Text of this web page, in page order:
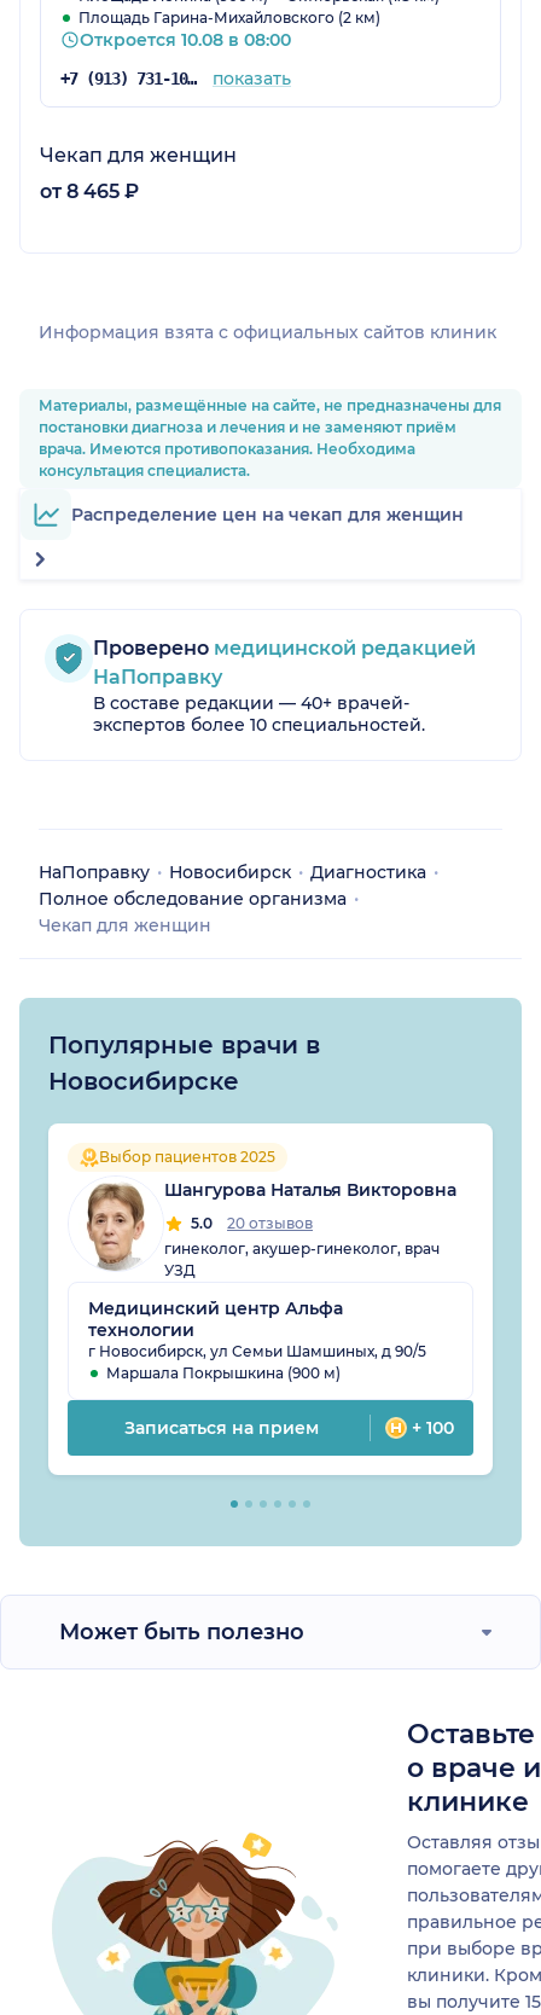
Площадь Гарина-Михайловского (2 км)
Откроется 10.08 в 08:00
+7 (913) 731-10-80 показать
Чекап для женщин
от 8 465 ₽
Информация взята c официальных сайтов клиник
Материалы, размещённые на сайте, не предназначены для
постановки диагноза и лечения и не заменяют приём
врача. Имеются противопоказания. Необходима
консультация специалиста.
Распределение цен на чекап для женщин
Проверено медицинской редакцией
НаПоправку
В составе редакции — 40+ врачей-
экспертов более 10 специальностей.
НаПоправку Новосибирск
Диагностика
Полное обследование организма
Чекап для женщин
Популярные врачи в
Новосибирске
Выбор пациентов 2025
Шангурова Наталья Викторовна
5.0
20 отзывов
гинеколог, акушер-гинеколог, врач
УЗД
Медицинский центр Альфа
технологии
г Новосибирск, ул Семьи Шамшиных, д 90/5
Маршала Покрышкина (900 м)
Записаться на прием + 100
Может быть полезно
о враче
клинике
Оставляя
помогаете
правильное
при выборе
клиники.
вы получите